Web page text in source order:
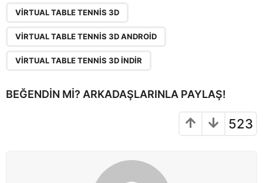
t
VIRTUAL TABLE TENNIS 3D
VIRTUAL TABLE TENNIS 3D ANDROID
VIRTUAL TABLE TENNIS 3D INDIR
BEĞENDIN MI? ARKADAŞLARINLA PAYLAŞ!
523